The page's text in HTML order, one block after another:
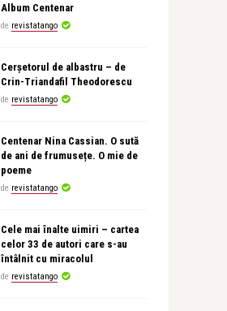
Album Centenar
de revistatango
Cerșetorul de albastru – de
Crin-Triandafil Theodorescu
de revistatango
Centenar Nina Cassian. O sută
de ani de frumusețe. O mie de
poeme
de revistatango
Cele mai înalte uimiri – cartea
celor 33 de autori care s-au
întâlnit cu miracolul
de revistatango